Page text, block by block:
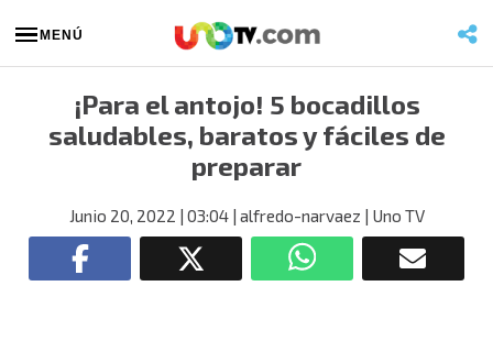
MENÚ
¡Para el antojo! 5 bocadillos
saludables, baratos y fáciles de
preparar
Junio 20, 2022 | 03:04| alfredo-narvaez | Uno TV